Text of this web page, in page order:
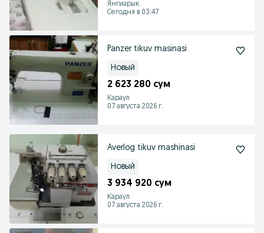
Янгиарык
Сегодня в 03:47
Panzer tikuv masinasi
Новый
2 623 280 сум
Караул
07 августа 2026 г.
Averlog tikuv mashinasi
Новый
3 934 920 сум
Караул
07 августа 2026 г.